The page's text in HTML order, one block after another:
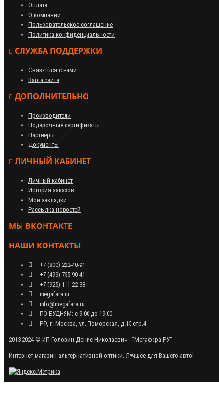
Оплата
О компании
Пользовательское соглашение
Политика конфиденциальности
СЛУЖБА ПОДДЕРЖКИ
Связаться с нами
Карта сайта
ДОПОЛНИТЕЛЬНО
Производители
Подарочные сертификаты
Партнёры
Документы
ЛИЧНЫЙ КАБИНЕТ
Личный кабинет
История заказов
Мои закладки
Рассылка новостей
МЫ ВКОНТАКТЕ
НАШИ КОНТАКТЫ
+7 (800) 222-40-91
+7 (499) 755-90-41
+7 (925) 111-22-38
megafara.ru
info@megafara.ru
ПО БУДНЯМ: с 9:00 до 19:00
РФ, г. Москва, ул. Поморская, д.15 стр.4
2013-2024 © ИП Головин Денис Николаевич - "Мегафара.РУ"
Интернет-магазин альтернативной оптики. Лучшее для Вашего авто!